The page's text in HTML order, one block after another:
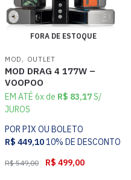
FORA DE ESTOQUE
MOD , OUTLET
MOD DRAG 4 177W –
VOOPOO
EM ATÉ 6x de R$ 83,17S/
JUROS
POR PIX OU BOLETO
R$ 449,1010% DE DESCONTO
R$549,00 R$ 499,00